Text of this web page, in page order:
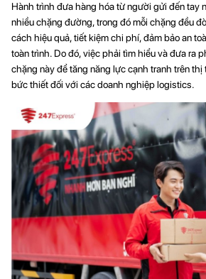
Hành trình đưa hàng hóa từ người gửi đến tay
nhiều chặng đường, trong đó mỗi chặng đều
cách hiệu quả, tiết kiệm chi phí, đảm bảo an
toàn trình. Do đó, việc phải tìm hiểu và đưa ra
chặng này để tăng năng lực cạnh tranh trên thị
bức thiết đối với các doanh nghiệp logistics.